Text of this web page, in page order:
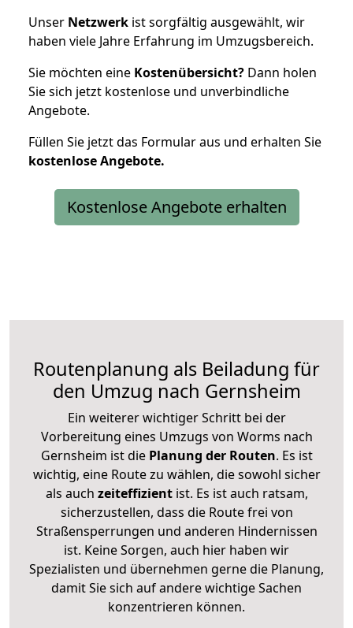
Unser Netzwerk ist sorgfältig ausgewählt, wir
haben viele Jahre Erfahrung im Umzugsbereich.
Sie möchten eine Kostenübersicht? Dann holen
Sie sich jetzt kostenlose und unverbindliche
Angebote.
Füllen Sie jetzt das Formular aus und erhalten Sie
kostenloseAngebote.
Kostenlose Angebote erhalten
Routenplanung als Beiladung für
den Umzug nach Gernsheim
Ein weiterer wichtiger Schritt bei der
Vorbereitung eines Umzugs von Worms nach
Gernsheim ist diePlanung der Routen. Es ist
wichtig, eine Route zu wählen, die sowohl sicher
als auch zeiteffizientist. Es ist auch ratsam,
sicherzustellen, dass die Route frei von
Straßensperrungen und anderen Hindernissen
ist. Keine Sorgen, auch hier haben wir
Spezialisten und übernehmen gerne die Planung,
damit Sie sich auf andere wichtige Sachen
konzentrieren können.